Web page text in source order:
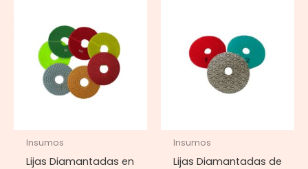
Insumos
Lijas Diamantadas en
Insumos
Lijas Diamantadas de